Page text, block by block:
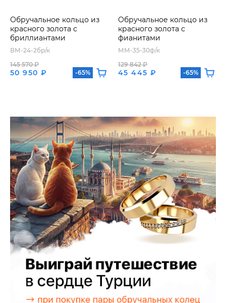
Обручальное кольцо из
красного золота с
бриллиантами
ВМ-24-2бр/к
50 950 ₽
145 570 ₽
-65%
Обручальное кольцо из
красного золота с
фианитами
ММ-35-30ф/к
45 445 ₽
129 842 ₽
-65%